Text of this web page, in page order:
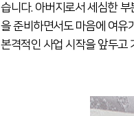
습니다. 아버지로서 세심한
을 준비하면서도 마음에 여유
본격적인 사업 시작을 앞두고